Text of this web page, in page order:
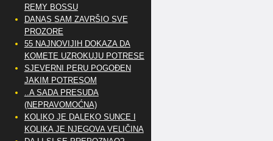
REMY BOSSU
DANAS SAM ZAVRŠIO SVE
PROZORE
55 NAJNOVIJIH DOKAZA DA
KOMETE UZROKUJU POTRESE
SJEVERNI PERU POGOĐEN
JAKIM POTRESOM
..A SADA PRESUDA
(NEPRAVOMOĆNA)
KOLIKO JE DALEKO SUNCE I
KOLIKA JE NJEGOVA VELIČINA